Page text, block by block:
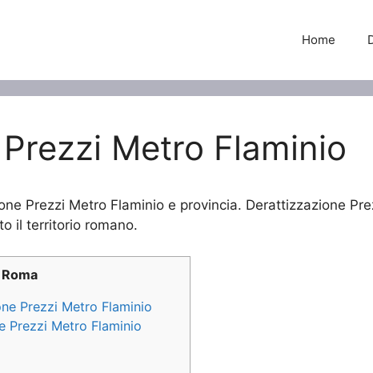
Home
Metro Flaminio
Prezzi Metro Flaminio e provincia. Derattizzazione
il territorio romano.
Prezzi Metro Flaminio
Prezzi Metro Flaminio